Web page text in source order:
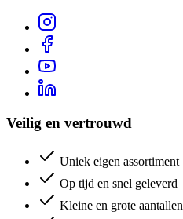
Veilig en vertrouwd
Uniek eigen assortiment
Op tijd en snel geleverd
Kleine en grote aantallen